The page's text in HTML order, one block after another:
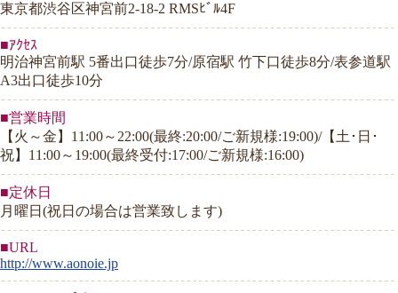
東京都渋谷区神宮前2-18-2 RMSﾋﾞﾙ4F
■ｱｸｾｽ
明治神宮前駅 5番出口徒歩7分/原宿駅 竹下口徒歩8分/表参道駅
A3出口徒歩10分
■営業時間
【火～金】11:00～22:00(最終:20:00/ご新規様:19:00)/【土･日･
祝】11:00～19:00(最終受付:17:00/ご新規様:16:00)
■定休日
月曜日(祝日の場合は営業致します)
■URL
http://www.aonoie.jp